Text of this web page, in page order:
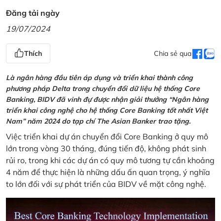
Đăng tải ngày
19/07/2024
Thích Chia sẻ qua
Là ngân hàng đầu tiên áp dụng và triển khai thành công
phương pháp Delta trong chuyển đổi dữ liệu hệ thống Core
Banking, BIDV đã vinh đự được nhận giải thưởng “Ngân hàng
triển khai công nghệ cho hệ thống Core Banking tốt nhất Việt
Nam” năm 2024 do tạp chí The Asian Banker trao tặng.
Việc triển khai dự án chuyển đổi Core Banking ở quy mô
lớn trong vòng 30 tháng, đúng tiến độ, không phát sinh
rủi ro, trong khi các dự án có quy mô tương tự cần khoảng
4 năm để thực hiện là những dấu ấn quan trọng, ý nghĩa
to lớn đối với sự phát triển của BIDV về mặt công nghệ.